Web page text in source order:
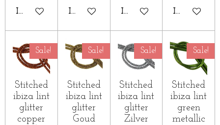
IN WINKELWAGENIN WINKELWAGENIN WINKELWAGEN
IN
Sale!
Stitched
ibiza lint
glitter
copper
Sale!
Stitched
ibiza lint
glitter
Goud
Sale!
Stitched
ibiza lint
glitter
Zilver
Sale!
Stitched
ibiza lint
green
metallic